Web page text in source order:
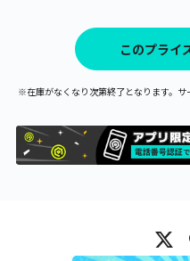
このプライ
※在庫がなくなり次第終了となります。